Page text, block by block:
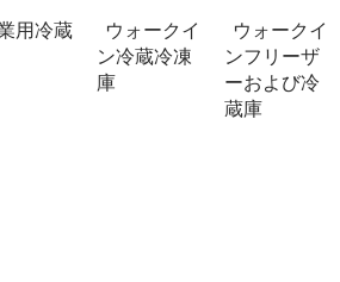
用冷蔵
ウォークイ
ン冷蔵冷凍
庫
ウォークイ
ンフリーザ
ーおよび冷
蔵庫